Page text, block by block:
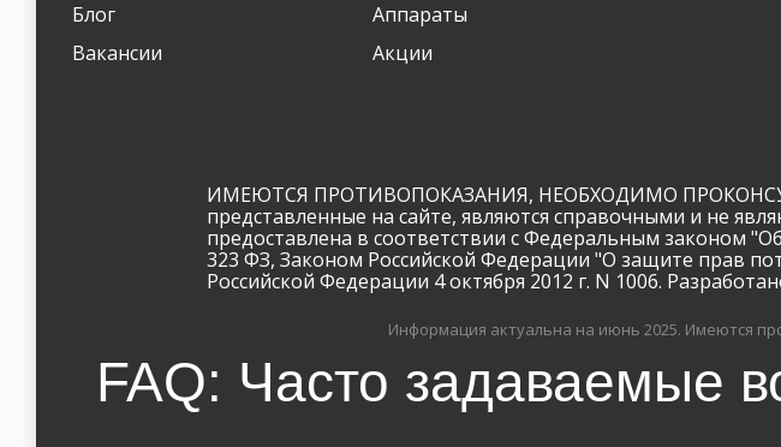
Блог
Вакансии
Аппараты
Акции
ИМЕЮТСЯ ПРОТИВОПОКАЗАНИЯ, НЕОБХОДИМО
представленные на сайте, являются справочными и не
предоставлена в соответствии с Федеральным законом
323 ФЗ, Законом Российской Федерации "О защите прав
Российской Федерации 4 октября 2012 г. N 1006.
Информация актуальна на июнь 2025. Имеются
FAQ: Часто задаваемые